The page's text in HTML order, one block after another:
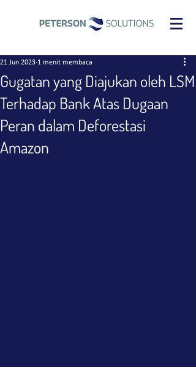
Gugatan yang Diajukan oleh LSM
Terhadap Bank Atas Dugaan
Peran dalam Deforestasi
Amazon
21 Jun 2023 1 menit membaca